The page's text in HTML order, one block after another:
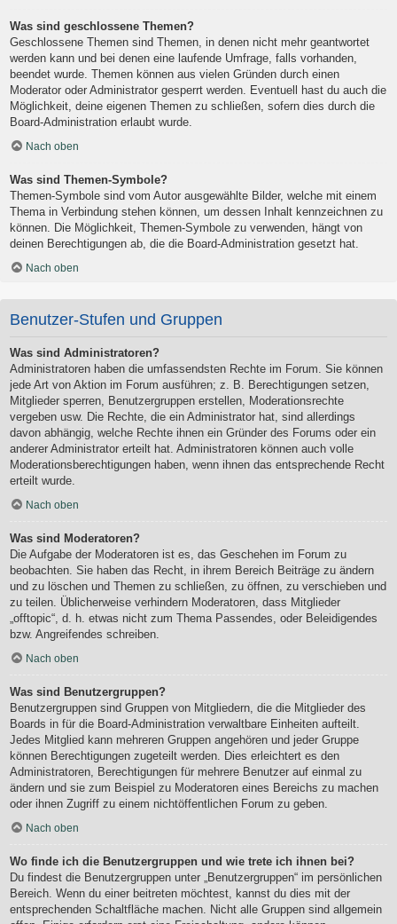
Was sind geschlossene Themen?
Geschlossene Themen sind Themen, in denen nicht mehr geantwortet
werden kann und bei denen eine laufende Umfrage, falls vorhanden,
beendet wurde. Themen können aus vielen Gründen durch einen
Moderator oder Administrator gesperrt werden. Eventuell hast du auch die
Möglichkeit, deine eigenen Themen zu schließen, sofern dies durch die
Board-Administration erlaubt wurde.
Nach oben
Was sind Themen-Symbole?
Themen-Symbole sind vom Autor ausgewählte Bilder, welche mit einem
Thema in Verbindung stehen können, um dessen Inhalt kennzeichnen zu
können. Die Möglichkeit, Themen-Symbole zu verwenden, hängt von
deinen Berechtigungen ab, die die Board-Administration gesetzt hat.
Nach oben
Benutzer-Stufen und Gruppen
Was sind Administratoren?
Administratoren haben die umfassendsten Rechte im Forum. Sie können
jede Art von Aktion im Forum ausführen; z. B. Berechtigungen setzen,
Mitglieder sperren, Benutzergruppen erstellen, Moderationsrechte
vergeben usw. Die Rechte, die ein Administrator hat, sind allerdings
davon abhängig, welche Rechte ihnen ein Gründer des Forums oder ein
anderer Administrator erteilt hat. Administratoren können auch volle
Moderationsberechtigungen haben, wenn ihnen das entsprechende Recht
erteilt wurde.
Nach oben
Was sind Moderatoren?
Die Aufgabe der Moderatoren ist es, das Geschehen im Forum zu
beobachten. Sie haben das Recht, in ihrem Bereich Beiträge zu ändern
und zu löschen und Themen zu schließen, zu öffnen, zu verschieben und
zu teilen. Üblicherweise verhindern Moderatoren, dass Mitglieder
„offtopic“, d. h. etwas nicht zum Thema Passendes, oder Beleidigendes
bzw. Angreifendes schreiben.
Nach oben
Was sind Benutzergruppen?
Benutzergruppen sind Gruppen von Mitgliedern, die die Mitglieder des
Boards in für die Board-Administration verwaltbare Einheiten aufteilt.
Jedes Mitglied kann mehreren Gruppen angehören und jeder Gruppe
können Berechtigungen zugeteilt werden. Dies erleichtert es den
Administratoren, Berechtigungen für mehrere Benutzer auf einmal zu
ändern und sie zum Beispiel zu Moderatoren eines Bereichs zu machen
oder ihnen Zugriff zu einem nichtöffentlichen Forum zu geben.
Nach oben
Wo finde ich die Benutzergruppen und wie trete ich ihnen bei?
Du findest die Benutzergruppen unter „Benutzergruppen“ im persönlichen
Bereich. Wenn du einer beitreten möchtest, kannst du dies mit der
entsprechenden Schaltfläche machen. Nicht alle Gruppen sind allgemein